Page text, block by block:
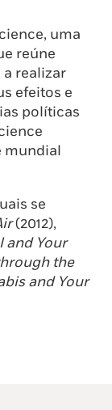
uma
reúne
realizar
efeitos e
políticas
mundial
se
(2012),
and Your
the
and Your